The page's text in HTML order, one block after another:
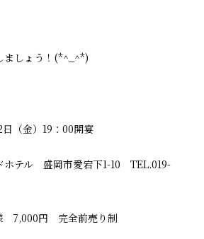
ましょう！(*^_^*)
（金）19：00開宴
ホテル 盛岡市愛宕下1-10 TEL.019-
7,000円 完全前売り制